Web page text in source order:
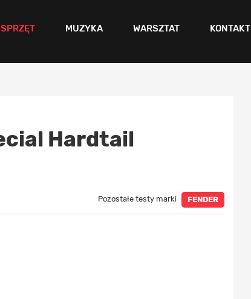
SPRZĘT MUZYKA WARSZTAT KONTAKT
Hardtail
Pozostałe testy marki FENDER